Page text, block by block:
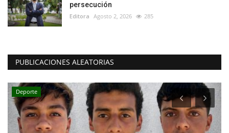
persecución
Editora Agosto 2, 2026 285
PUBLICACIONES ALEATORIAS
Deporte